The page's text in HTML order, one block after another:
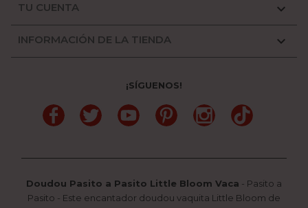
TU CUENTA 
INFORMACIÓN DE LA TIENDA 
¡SÍGUENOS!
FacebookTwitter YouTube PinterestInstagramTikTok
Doudou Pasito a Pasito Little Bloom Vaca - Pasito a
Pasito - Este encantador doudou vaquita Little Bloom de